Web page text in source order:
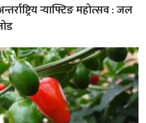
र्‍याफ्टिङ महोत्सव : जल